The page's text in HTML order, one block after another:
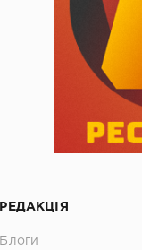
РЕДАКЦІЯ
Блоги